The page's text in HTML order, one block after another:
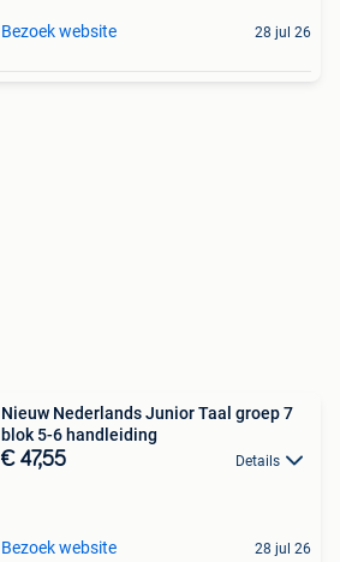
Bezoek website 28 jul 26
Nieuw Nederlands Junior Taal groep 7
blok 5-6 handleiding
€ 47,55 Details
Bezoek website 28 jul 26